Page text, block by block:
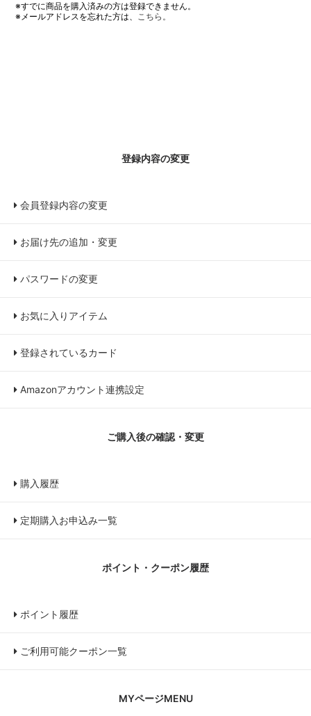
※すでに商品を購入済みの方は登録できません。
※メールアドレスを忘れた方は、 こちら。
登録内容の変更
会員登録内容の変更
お届け先の追加・変更
パスワードの変更
お気に入りアイテム
登録されているカード
Amazonアカウント連携設定
ご購入後の確認・変更
購入履歴
定期購入お申込み一覧
ポイント・クーポン履歴
ポイント履歴
ご利用可能クーポン一覧
MYページMENU